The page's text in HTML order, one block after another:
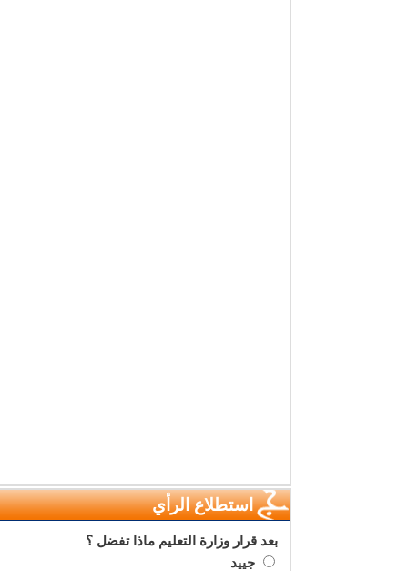
استطلاع الرأي
بعد قرار وزارة التعليم ماذا تفضل ؟
جييد